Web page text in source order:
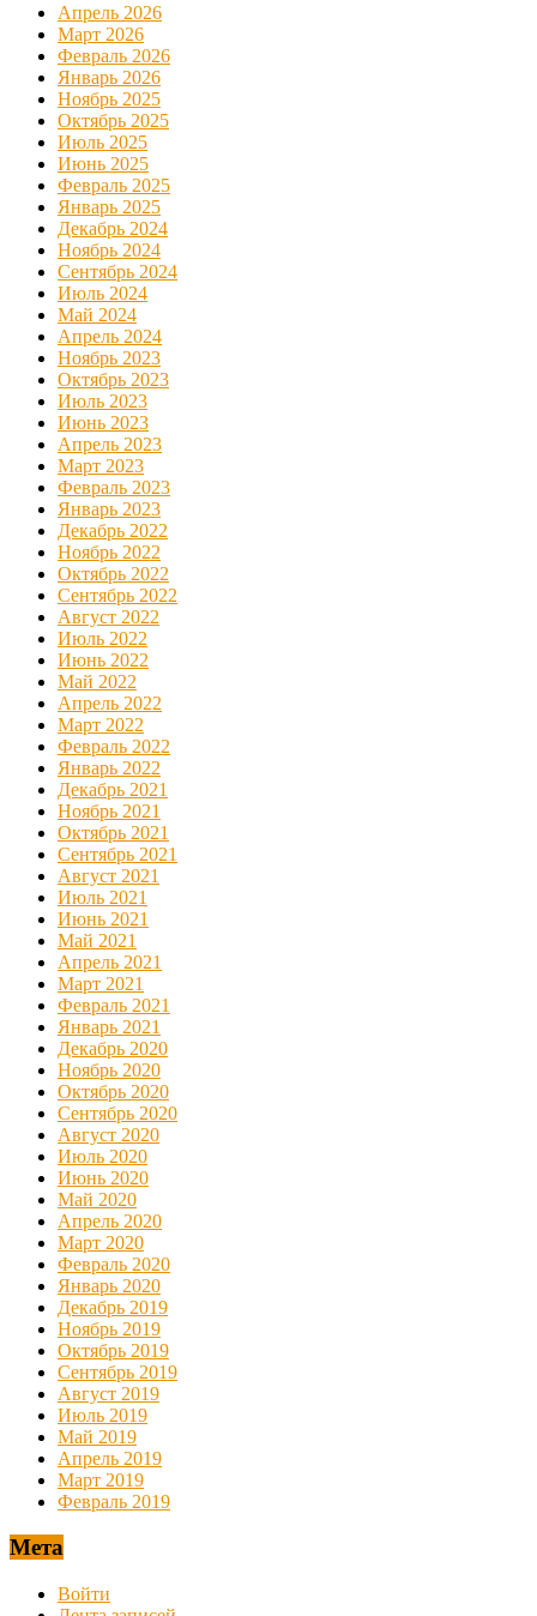
Апрель 2026
Март 2026
Февраль 2026
Январь 2026
Ноябрь 2025
Октябрь 2025
Июль 2025
Июнь 2025
Февраль 2025
Январь 2025
Декабрь 2024
Ноябрь 2024
Сентябрь 2024
Июль 2024
Май 2024
Апрель 2024
Ноябрь 2023
Октябрь 2023
Июль 2023
Июнь 2023
Апрель 2023
Март 2023
Февраль 2023
Январь 2023
Декабрь 2022
Ноябрь 2022
Октябрь 2022
Сентябрь 2022
Август 2022
Июль 2022
Июнь 2022
Май 2022
Апрель 2022
Март 2022
Февраль 2022
Январь 2022
Декабрь 2021
Ноябрь 2021
Октябрь 2021
Сентябрь 2021
Август 2021
Июль 2021
Июнь 2021
Май 2021
Апрель 2021
Март 2021
Февраль 2021
Январь 2021
Декабрь 2020
Ноябрь 2020
Октябрь 2020
Сентябрь 2020
Август 2020
Июль 2020
Июнь 2020
Май 2020
Апрель 2020
Март 2020
Февраль 2020
Январь 2020
Декабрь 2019
Ноябрь 2019
Октябрь 2019
Сентябрь 2019
Август 2019
Июль 2019
Май 2019
Апрель 2019
Март 2019
Февраль 2019
Мета
Войти